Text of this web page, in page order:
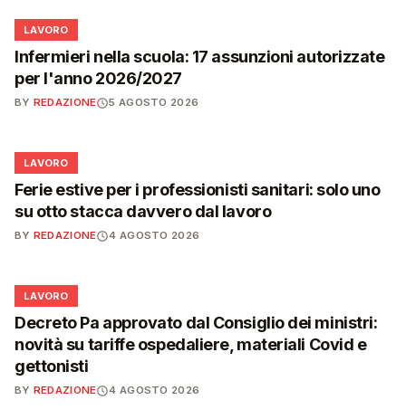
💼
LAVORO
Infermieri nella scuola: 17 assunzioni autorizzate
per l'anno 2026/2027
BY REDAZIONE 5 AGOSTO 2026
💼
LAVORO
Ferie estive per i professionisti sanitari: solo uno
su otto stacca davvero dal lavoro
BY REDAZIONE 4 AGOSTO 2026
💼
LAVORO
Decreto Pa approvato dal Consiglio dei ministri:
novità su tariffe ospedaliere, materiali Covid e
gettonisti
BY REDAZIONE 4 AGOSTO 2026